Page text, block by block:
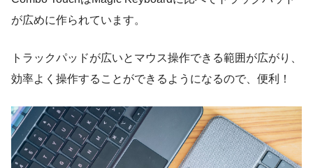
が広めに作られています。
トラックパッドが広いとマウス操作できる範囲が広がり、
効率よく操作することができるようになるので、便利！